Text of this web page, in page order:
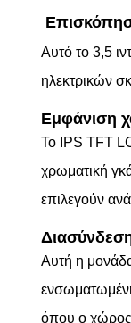
Αυτό το 3,5
ηλεκτρικών
Εμφάνιση
Το IPS TFT
χρωματική
επιλεγούν
Αυτή η
όπου ο χώρος